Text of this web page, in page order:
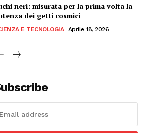
neri: misurata per la prima volta la
dei getti cosmici
E TECNOLOGIA Aprile 18, 2026